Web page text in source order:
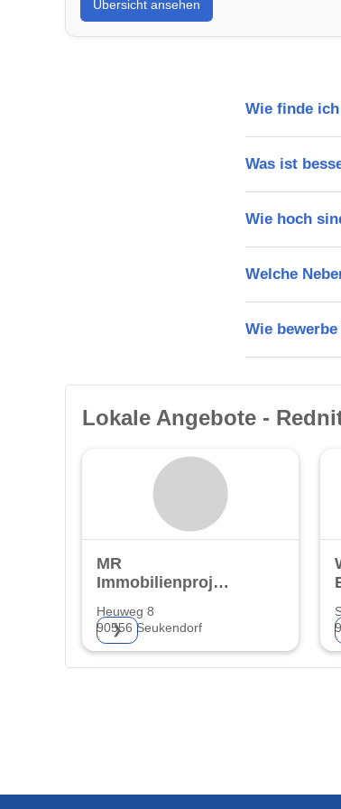
Übersicht ansehen
Wie finde
Was ist
Wie hoch
Welche
Wie
Lokale Angebote -
MR
Immobilienprojekte
Heuweg 8
90556 Seukendorf
❯